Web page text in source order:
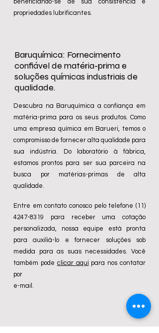
beneficiando-se de sua consistência e
propriedades lubrificantes.
Baruquímica: Fornecimento
confiável de matéria-prima e
soluções químicas industriais de
qualidade.
Descubra na Baruquímica a confiança em
matéria-prima para os seus produtos. Como
uma empresa química em Barueri, temos o
compromisso de fornecer alta qualidade para
sua indústria. Do laboratório à fábrica,
estamos prontos para ser sua parceira na
busca por matérias-primas de alta
qualidade.
Entre em contato conosco pelo telefone (11)
4247-8319 para receber uma cotação
personalizada, nossa equipe está pronta
para auxiliá-lo e fornecer soluções sob
medida para as suas necessidades. Você
também pode clicar aqui para nos contatar
por
e-mail.